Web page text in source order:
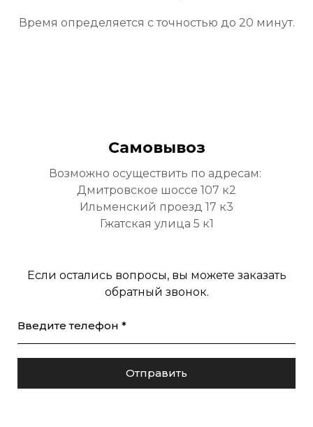
Время определяется с точностью до 20 минут.
Самовывоз
Возможно осуществить по адресам:
Дмитровское шоссе 107 к2
Ильменский проезд 17 к3
Гжатская улица 5 к1
Если остались вопросы, вы можете заказать
обратный звонок.
Введите телефон *
Отправить